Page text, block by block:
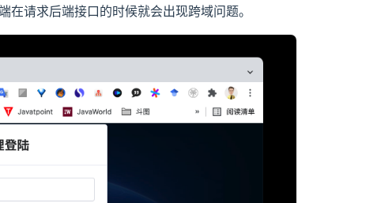
请求后端接口的时候就会出现跨域问题。